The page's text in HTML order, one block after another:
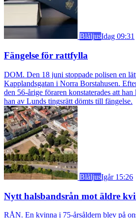
BlåljusIdag 09:31
Fängelse för rattfylla
DOM. Den 18 juni stoppade polisen en
Kapplandsgatan i Norra Borstahusen.
den 56-årige föraren konstaterades att
han av Lunds tingsrätt dömts till fängelse.
BlåljusIgår 15:26
Nytt halsbandsrån mot äldre
RÅN. En kvinna i 75-årsåldern blev på